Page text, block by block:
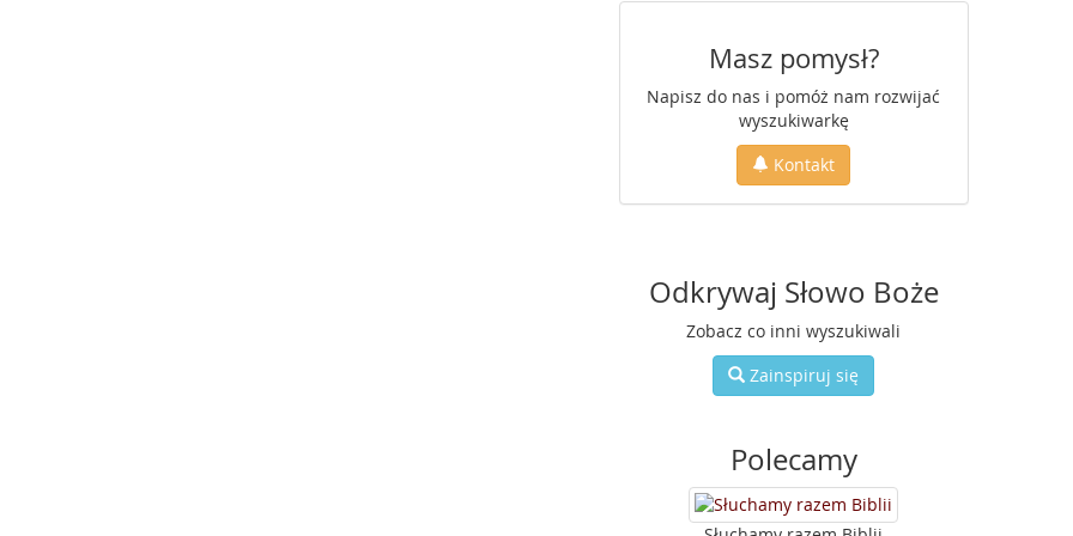
Masz pomysł?
Napisz do nas i pomóż nam rozwijać
wyszukiwarkę
Kontakt
Odkrywaj Słowo Boże
Zobacz co inni wyszukiwali
Zainspiruj się
Polecamy